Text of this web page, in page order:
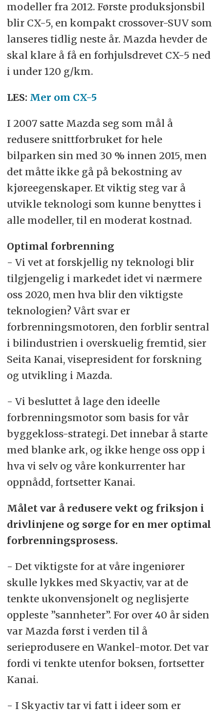
modeller fra 2012. Første produksjonsbil
blir CX-5, en kompakt crossover-SUV som
lanseres tidlig neste år. Mazda hevder de
skal klare å få en forhjulsdrevet CX-5 ned
i under 120 g/km.
LES: Mer om CX-5
I 2007 satte Mazda seg som mål å
redusere snittforbruket for hele
bilparken sin med 30 % innen 2015, men
det måtte ikke gå på bekostning av
kjøreegenskaper. Et viktig steg var å
utvikle teknologi som kunne benyttes i
alle modeller, til en moderat kostnad.
Optimal forbrenning
- Vi vet at forskjellig ny teknologi blir
tilgjengelig i markedet idet vi nærmere
oss 2020, men hva blir den viktigste
teknologien? Vårt svar er
forbrenningsmotoren, den forblir sentral
i bilindustrien i overskuelig fremtid, sier
Seita Kanai, visepresident for forskning
og utvikling i Mazda.
- Vi besluttet å lage den ideelle
forbrenningsmotor som basis for vår
byggekloss-strategi. Det innebar å starte
med blanke ark, og ikke henge oss opp i
hva vi selv og våre konkurrenter har
oppnådd, fortsetter Kanai.
Målet var å redusere vekt og friksjon i
drivlinjene og sørge for en mer optimal
forbrenningsprosess.
- Det viktigste for at våre ingeniører
skulle lykkes med Skyactiv, var at de
tenkte ukonvensjonelt og neglisjerte
oppleste ”sannheter”. For over 40 år siden
var Mazda først i verden til å
serieprodusere en Wankel-motor. Det var
fordi vi tenkte utenfor boksen, fortsetter
Kanai.
- I Skyactiv tar vi fatt i ideer som er